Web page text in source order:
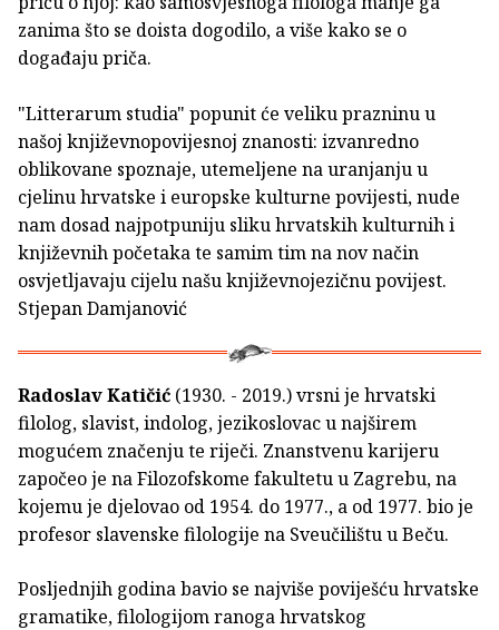
zanima što se doista dogodilo, a više kako se o
događaju priča.
"Litterarum studia" popunit će veliku prazninu u
našoj književnopovijesnoj znanosti: izvanredno
oblikovane spoznaje, utemeljene na uranjanju u
cjelinu hrvatske i europske kulturne povijesti, nude
nam dosad najpotpuniju sliku hrvatskih kulturnih i
književnih početaka te samim tim na nov način
osvjetljavaju cijelu našu književnojezičnu povijest.
Stjepan Damjanović
Radoslav Katičić (1930. - 2019.) vrsni je hrvatski
filolog, slavist, indolog, jezikoslovac u najširem
mogućem značenju te riječi. Znanstvenu karijeru
započeo je na Filozofskome fakultetu u Zagrebu, na
kojemu je djelovao od 1954. do 1977., a od 1977. bio je
profesor slavenske filologije na Sveučilištu u Beču.
Posljednjih godina bavio se najviše poviješću hrvatske
gramatike, filologijom ranoga hrvatskog